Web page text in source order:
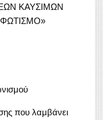
ΚΑΥΣΙΜΩΝ
που λαμβάνει